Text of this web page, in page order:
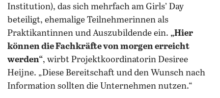
Institution), das sich mehrfach am Girls’ Day
beteiligt, ehemalige Teilnehmerinnen als
Praktikantinnen und Auszubildende ein. „Hier
können die Fachkräfte von morgen erreicht
werden“, wirbt Projektkoordinatorin Desiree
Heijne. „Diese Bereitschaft und den Wunsch nach
Information sollten die Unternehmen nutzen.“